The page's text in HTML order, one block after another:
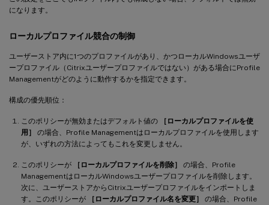
になります。
ローカルプロファイル競合の制御
ユーザーストア内に1つのプロファイルがあり、かつローカルWindowsユーザ
ープロファイル（Citrixユーザープロファイルではない）がある場合にProfile
Managementがどのように動作するかを指定できます。
構成の優先順位：
このポリシーが無効またはデフォルト値の
［ローカルプロファイルを使
用］
の場合、Profile Managementはローカルプロファイルを使用します
が、いずれの方法によってもこれを変更しません。
このポリシーが ［ローカルプロファイルを削除］
の場合、Profile
ManagementはローカルWindowsユーザープロファイルを削除します。
次に、ユーザーストアからCitrixユーザープロファイルをインポートしま
す。このポリシーが
［ローカルプロファイル名を変更］
の場合、Profile